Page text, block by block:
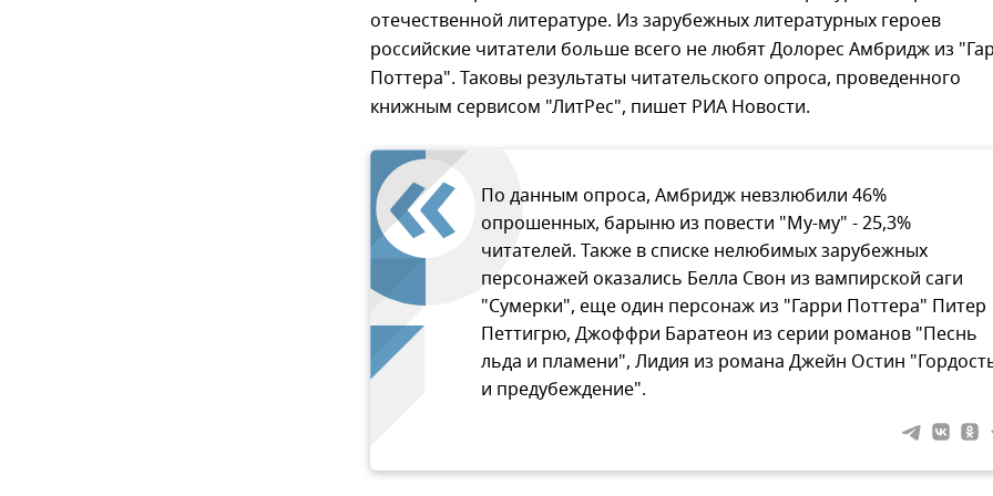
отечественной литературе. Из зарубежных литературных героев
российские читатели больше всего не любят Долорес Амбридж из
Поттера". Таковы результаты читательского опроса, проведенного
книжным сервисом "ЛитРес", пишет РИА Новости.
По данным опроса, Амбридж невзлюбили 46%
опрошенных, барыню из повести "Му-му" - 25,3%
читателей. Также в списке нелюбимых зарубежных
персонажей оказались Белла Свон из вампирской саги
"Сумерки", еще один персонаж из "Гарри Поттера" Питер
Петтигрю, Джоффри Баратеон из серии романов "Песнь
льда и пламени", Лидия из романа Джейн Остин
и предубеждение".